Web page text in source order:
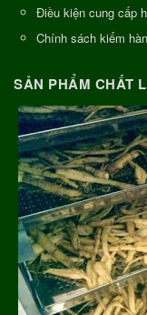
Điều kiện cung cấp
Chính sách kiểm
SẢN PHẨM CHẤT